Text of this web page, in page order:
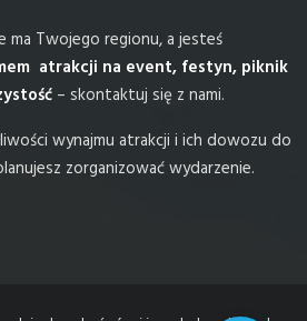
ma Twojego regionu, a jesteś
atrakcji na event, festyn, piknik
– skontaktuj się z nami.
wynajmu atrakcji i ich dowozu do
zorganizować wydarzenie.